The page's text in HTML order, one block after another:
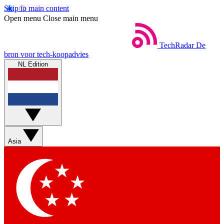
Skip to main content
Open menu Close main menu
TechRadar De
bron voor tech-koopadvies
NL Edition
Asia